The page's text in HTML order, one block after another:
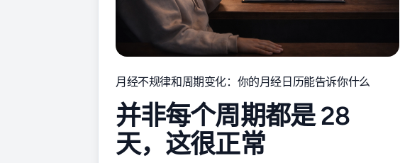
月经不规律和周期变化：你的月经日历能告诉你什么
并非每个周期都是 28
天，这很正常